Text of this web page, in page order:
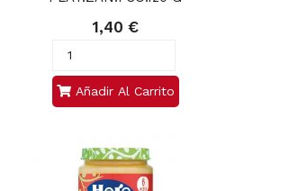
1,40 €
Añadir Al Carrito